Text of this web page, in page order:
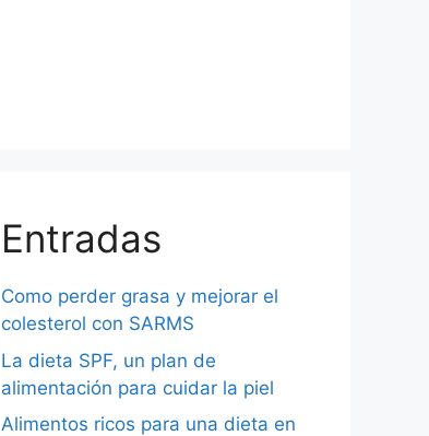
Entradas
Como perder grasa y mejorar el
colesterol con SARMS
La dieta SPF, un plan de
alimentación para cuidar la piel
Alimentos ricos para una dieta en